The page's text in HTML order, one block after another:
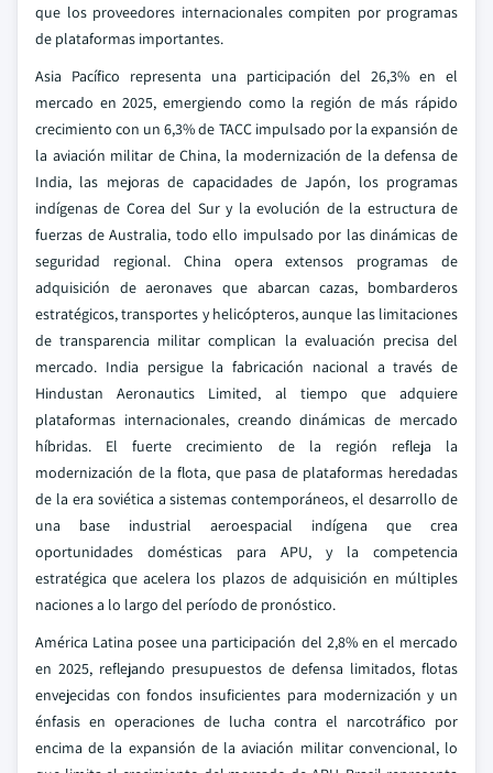
que los proveedores internacionales compiten por programas
de plataformas importantes.
Asia Pacífico representa una participación del 26,3% en el
mercado en 2025, emergiendo como la región de más rápido
crecimiento con un 6,3% de TACC impulsado por la expansión de
la aviación militar de China, la modernización de la defensa de
India, las mejoras de capacidades de Japón, los programas
indígenas de Corea del Sur y la evolución de la estructura de
fuerzas de Australia, todo ello impulsado por las dinámicas de
seguridad regional. China opera extensos programas de
adquisición de aeronaves que abarcan cazas, bombarderos
estratégicos, transportes y helicópteros, aunque las limitaciones
de transparencia militar complican la evaluación precisa del
mercado. India persigue la fabricación nacional a través de
Hindustan Aeronautics Limited, al tiempo que adquiere
plataformas internacionales, creando dinámicas de mercado
híbridas. El fuerte crecimiento de la región refleja la
modernización de la flota, que pasa de plataformas heredadas
de la era soviética a sistemas contemporáneos, el desarrollo de
una base industrial aeroespacial indígena que crea
oportunidades domésticas para APU, y la competencia
estratégica que acelera los plazos de adquisición en múltiples
naciones a lo largo del período de pronóstico.
América Latina posee una participación del 2,8% en el mercado
en 2025, reflejando presupuestos de defensa limitados, flotas
envejecidas con fondos insuficientes para modernización y un
énfasis en operaciones de lucha contra el narcotráfico por
encima de la expansión de la aviación militar convencional, lo